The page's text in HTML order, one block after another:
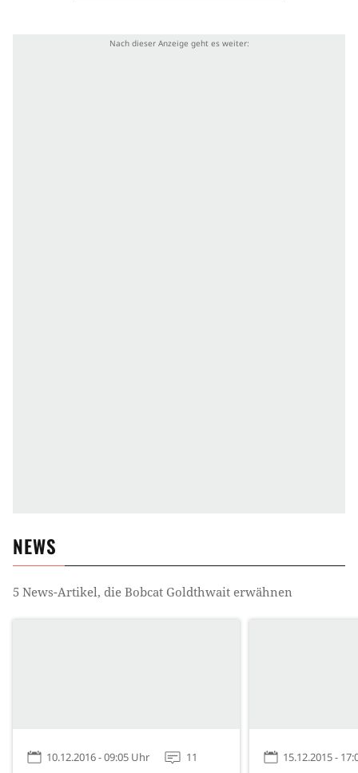
NEWS
5 News-Artikel, die Bobcat Goldthwait erwähnen
10.12.2016 - 09:05 Uhr 11 15.12.2015 -